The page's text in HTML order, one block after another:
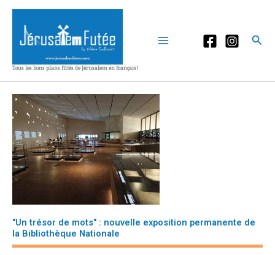
Aller
contenu
Tous les bons plans fûtés de Jérusalem en français!
"Un trésor de mots" : nouvelle exposition permanente de
la Bibliothèque Nationale